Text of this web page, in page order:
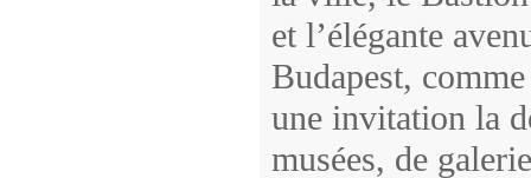
et l’élégante
Budapest,
une invitation la
musées, de